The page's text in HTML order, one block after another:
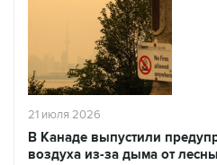
21 июля 2026
В Канаде выпустили
воздуха из-за дыма от